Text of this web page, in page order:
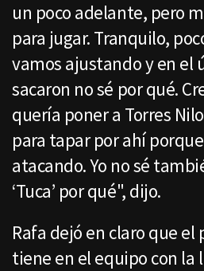
un poco adelante, pero
para jugar. Tranquilo,
vamos ajustando y en
sacaron no sé por qué.
quería poner a Torres
para tapar por ahí
atacando. Yo no sé
‘Tuca’ por qué", dijo.
Rafa dejó en claro que el
tiene en el equipo con la